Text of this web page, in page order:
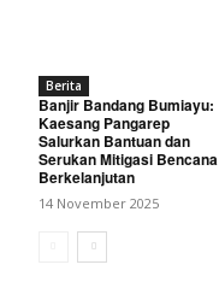
Berita
Banjir Bandang Bumiayu:
Kaesang Pangarep
Salurkan Bantuan dan
Serukan Mitigasi Bencana
Berkelanjutan
14 November 2025